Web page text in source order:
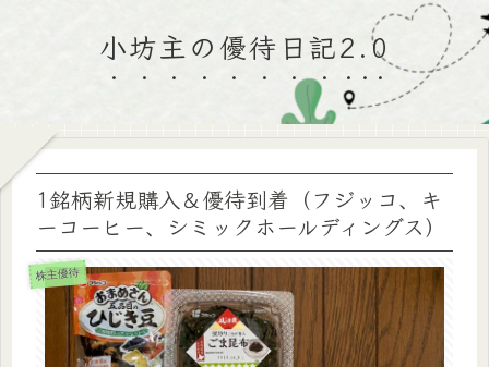
小坊主の優待日記2.0
1銘柄新規購入＆優待到着（フジッコ、キ
ーコーヒー、シミックホールディングス）
株主優待